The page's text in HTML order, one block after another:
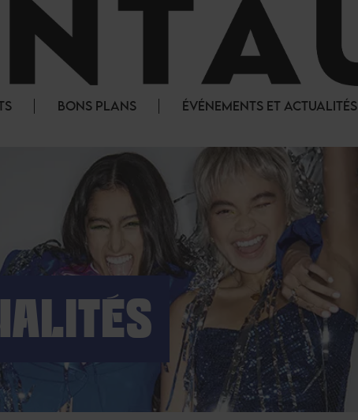
BONS PLANS ÉVÉNEMENTS ET ACTUALITÉS